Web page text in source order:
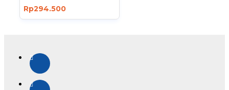
Rp294.500